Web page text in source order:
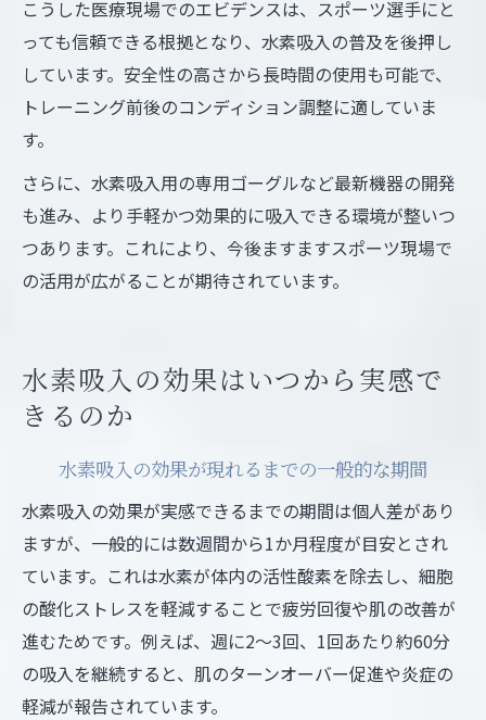
こうした医療現場でのエビデンスは、スポーツ選手にと
っても信頼できる根拠となり、水素吸入の普及を後押し
しています。安全性の高さから長時間の使用も可能で、
トレーニング前後のコンディション調整に適していま
す。
さらに、水素吸入用の専用ゴーグルなど最新機器の開発
も進み、より手軽かつ効果的に吸入できる環境が整いつ
つあります。これにより、今後ますますスポーツ現場で
の活用が広がることが期待されています。
水素吸入の効果はいつから実感で
きるのか
水素吸入の効果が現れるまでの一般的な期間
水素吸入の効果が実感できるまでの期間は個人差があり
ますが、一般的には数週間から1か月程度が目安とされ
ています。これは水素が体内の活性酸素を除去し、細胞
の酸化ストレスを軽減することで疲労回復や肌の改善が
進むためです。例えば、週に2～3回、1回あたり約60分
の吸入を継続すると、肌のターンオーバー促進や炎症の
軽減が報告されています。